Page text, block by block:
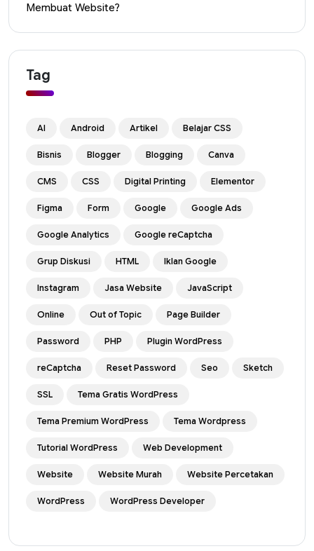
Membuat Website?
Tag
AI Android Artikel Belajar CSS
Bisnis Blogger Blogging Canva
CMS CSS Digital Printing Elementor
Figma Form Google Google Ads
Google Analytics Google reCaptcha
Grup Diskusi HTML Iklan Google
Instagram Jasa Website JavaScript
Online Out of Topic Page Builder
Password PHP Plugin WordPress
reCaptcha Reset Password Seo Sketch
SSL Tema Gratis WordPress
Tema Premium WordPress Tema Wordpress
Tutorial WordPress Web Development
Website Website Murah Website Percetakan
WordPress WordPress Developer